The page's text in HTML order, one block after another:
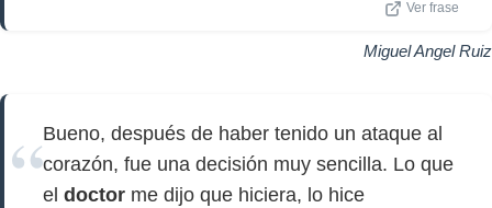
Ver frase
Miguel Angel Ruiz
Bueno, después de haber tenido un ataque al
corazón, fue una decisión muy sencilla. Lo que
el doctor me dijo que hiciera, lo hice